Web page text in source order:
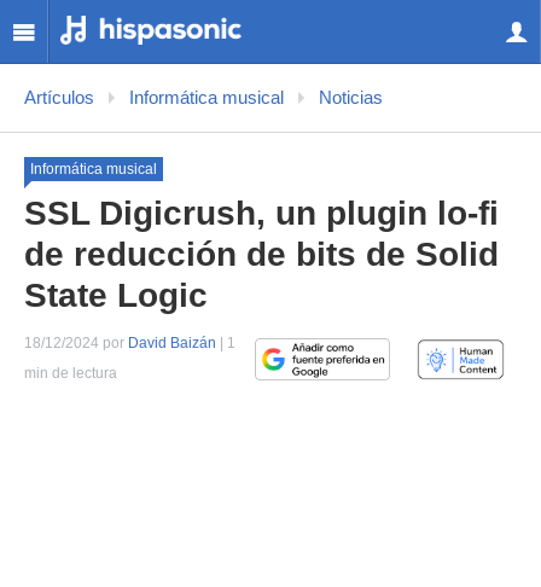
Artículos Informática musical Noticias
Informática musical
SSL Digicrush, un plugin lo-fi
de reducción de bits de Solid
State Logic
18/12/2024 por David Baizán | 1
min de lectura